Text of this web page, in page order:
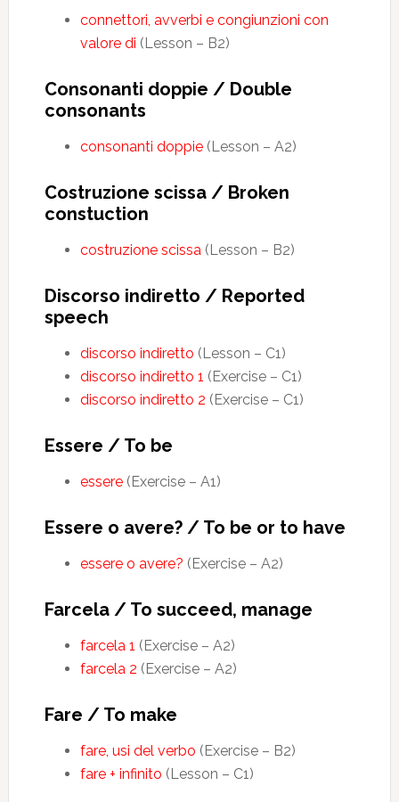
connettori, avverbi e congiunzioni con
valore di (Lesson – B2)
Consonanti doppie / Double
consonants
consonanti doppie(Lesson – A2)
Costruzione scissa / Broken
constuction
costruzione scissa(Lesson – B2)
Discorso indiretto / Reported
speech
discorso indiretto (Lesson – C1)
discorso indiretto 1 (Exercise – C1)
discorso indiretto 2 (Exercise – C1)
Essere / To be
essere(Exercise – A1)
Essere o avere? / To be or to have
essere o avere? (Exercise – A2)
Farcela / To succeed, manage
farcela 1 (Exercise – A2)
farcela 2 (Exercise – A2)
Fare / To make
fare, usi del verbo (Exercise – B2)
fare + infinito (Lesson – C1)